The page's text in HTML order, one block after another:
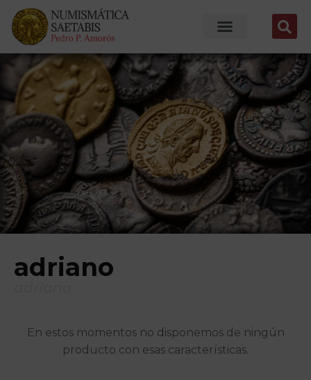
adriano
En estos momentos no disponemos de ningún
producto con esas características.